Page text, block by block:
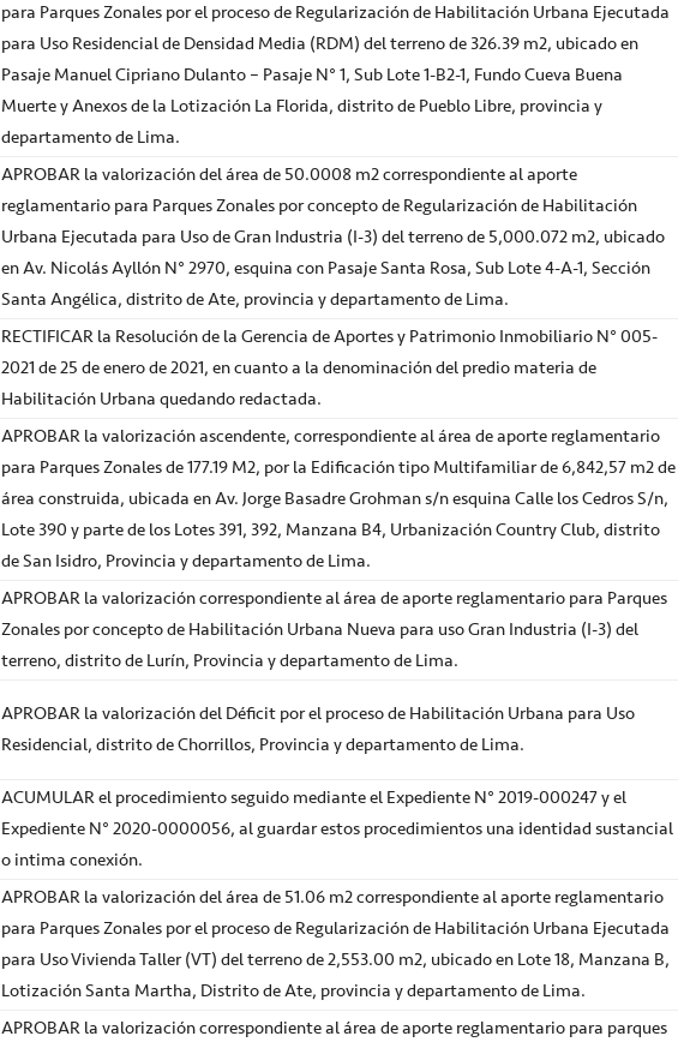
para Parques Zonales por el proceso de Regularización de Habilitación Urbana Ejecutada
para Uso Residencial de Densidad Media (RDM) del terreno de 326.39 m2, ubicado en
Pasaje Manuel Cipriano Dulanto – Pasaje N° 1, Sub Lote 1-B2-1, Fundo Cueva Buena
Muerte y Anexos de la Lotización La Florida, distrito de Pueblo Libre, provincia y
departamento de Lima.
APROBAR la valorización del área de 50.0008 m2 correspondiente al aporte
reglamentario para Parques Zonales por concepto de Regularización de Habilitación
Urbana Ejecutada para Uso de Gran Industria (I-3) del terreno de 5,000.072 m2, ubicado
en Av. Nicolás Ayllón N° 2970, esquina con Pasaje Santa Rosa, Sub Lote 4-A-1, Sección
Santa Angélica, distrito de Ate, provincia y departamento de Lima.
RECTIFICAR la Resolución de la Gerencia de Aportes y Patrimonio Inmobiliario N° 005-
2021 de 25 de enero de 2021, en cuanto a la denominación del predio materia de
Habilitación Urbana quedando redactada.
APROBAR la valorización ascendente, correspondiente al área de aporte reglamentario
para Parques Zonales de 177.19 M2, por la Edificación tipo Multifamiliar de 6,842,57 m2 de
área construida, ubicada en Av. Jorge Basadre Grohman s/n esquina Calle los Cedros S/n,
Lote 390 y parte de los Lotes 391, 392, Manzana B4, Urbanización Country Club, distrito
de San Isidro, Provincia y departamento de Lima.
APROBAR la valorización correspondiente al área de aporte reglamentario para Parques
Zonales por concepto de Habilitación Urbana Nueva para uso Gran Industria (I-3) del
terreno, distrito de Lurín, Provincia y departamento de Lima.
APROBAR la valorización del Déficit por el proceso de Habilitación Urbana para Uso
Residencial, distrito de Chorrillos, Provincia y departamento de Lima.
ACUMULAR el procedimiento seguido mediante el Expediente N° 2019-000247 y el
Expediente N° 2020-0000056, al guardar estos procedimientos una identidad sustancial
o intima conexión.
APROBAR la valorización del área de 51.06 m2 correspondiente al aporte reglamentario
para Parques Zonales por el proceso de Regularización de Habilitación Urbana Ejecutada
para Uso Vivienda Taller (VT) del terreno de 2,553.00 m2, ubicado en Lote 18, Manzana B,
Lotización Santa Martha, Distrito de Ate, provincia y departamento de Lima.
APROBAR la valorización correspondiente al área de aporte reglamentario para parques